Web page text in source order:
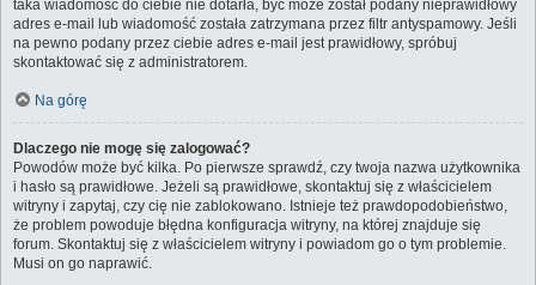
taka wiadomość do ciebie nie dotarła, być może został podany nieprawidłowy
adres e-mail lub wiadomość została zatrzymana przez filtr antyspamowy. Jeśli
na pewno podany przez ciebie adres e-mail jest prawidłowy, spróbuj
skontaktować się z administratorem.
Na górę
Dlaczego nie mogę się zalogować?
Powodów może być kilka. Po pierwsze sprawdź, czy twoja nazwa użytkownika
i hasło są prawidłowe. Jeżeli są prawidłowe, skontaktuj się z właścicielem
witryny i zapytaj, czy cię nie zablokowano. Istnieje też prawdopodobieństwo,
że problem powoduje błędna konfiguracja witryny, na której znajduje się
forum. Skontaktuj się z właścicielem witryny i powiadom go o tym problemie.
Musi on go naprawić.